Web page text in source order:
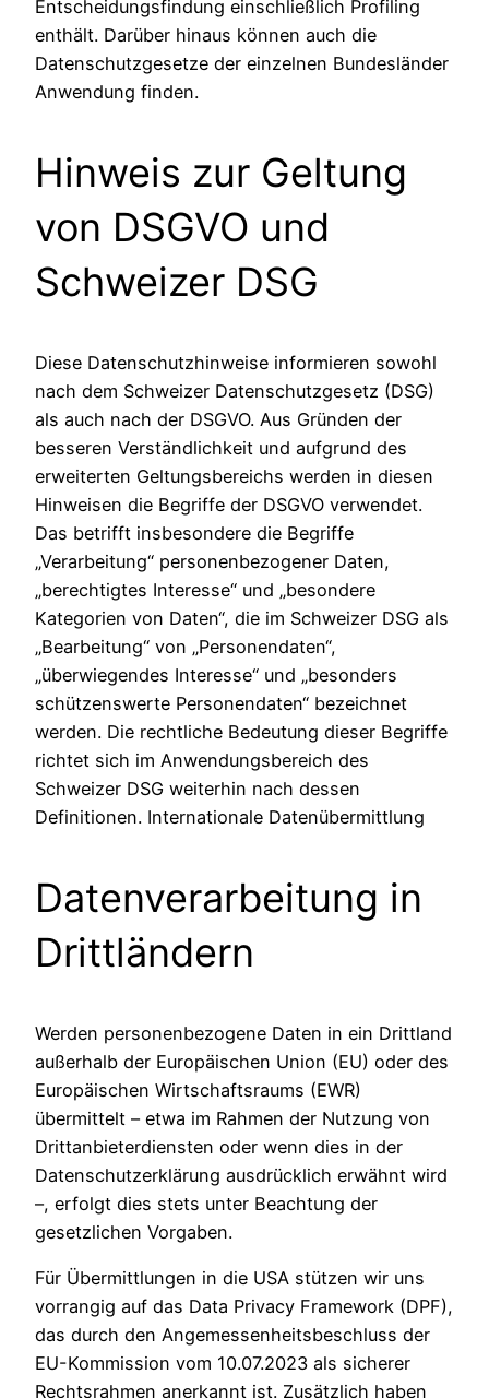
Entscheidungsfindung einschließlich Profiling
enthält. Darüber hinaus können auch die
Datenschutzgesetze der einzelnen Bundesländer
Anwendung finden.
Hinweis zur Geltung
von DSGVO und
Schweizer DSG
Diese Datenschutzhinweise informieren sowohl
nach dem Schweizer Datenschutzgesetz (DSG)
als auch nach der DSGVO. Aus Gründen der
besseren Verständlichkeit und aufgrund des
erweiterten Geltungsbereichs werden in diesen
Hinweisen die Begriffe der DSGVO verwendet.
Das betrifft insbesondere die Begriffe
„Verarbeitung“ personenbezogener Daten,
„berechtigtes Interesse“ und „besondere
Kategorien von Daten“, die im Schweizer DSG als
„Bearbeitung“ von „Personendaten“,
„überwiegendes Interesse“ und „besonders
schützenswerte Personendaten“ bezeichnet
werden. Die rechtliche Bedeutung dieser Begriffe
richtet sich im Anwendungsbereich des
Schweizer DSG weiterhin nach dessen
Definitionen. Internationale Datenübermittlung
Datenverarbeitung in
Drittländern
Werden personenbezogene Daten in ein Drittland
außerhalb der Europäischen Union (EU) oder des
Europäischen Wirtschaftsraums (EWR)
übermittelt – etwa im Rahmen der Nutzung von
Drittanbieterdiensten oder wenn dies in der
Datenschutzerklärung ausdrücklich erwähnt wird
–, erfolgt dies stets unter Beachtung der
gesetzlichen Vorgaben.
Für Übermittlungen in die USA stützen wir uns
vorrangig auf das Data Privacy Framework (DPF),
das durch den Angemessenheitsbeschluss der
EU-Kommission vom 10.07.2023 als sicherer
Rechtsrahmen anerkannt ist. Zusätzlich haben